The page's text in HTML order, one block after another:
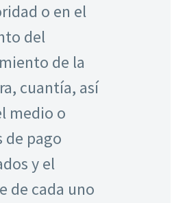
o en el
del
de la
cuantía, así
medio o
de pago
y el
de cada uno